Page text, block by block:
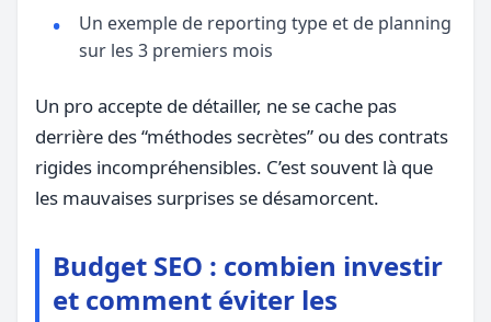
Un exemple de reporting type et de planning
sur les 3 premiers mois
Un pro accepte de détailler, ne se cache pas
derrière des “méthodes secrètes” ou des contrats
rigides incompréhensibles. C’est souvent là que
les mauvaises surprises se désamorcent.
Budget SEO : combien investir
et comment éviter les